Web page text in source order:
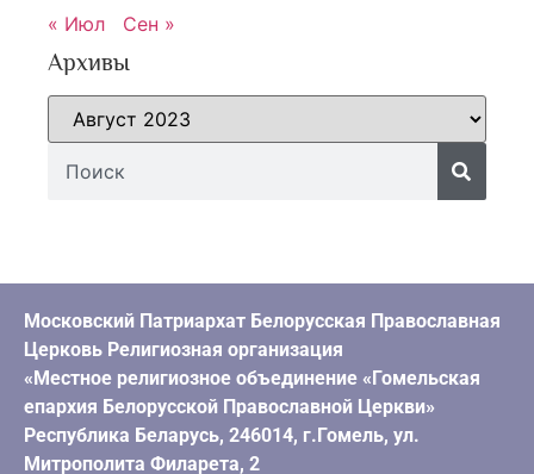
« Июл Сен »
Архивы
Московский Патриархат Белорусская Православная
Церковь Религиозная организация
«Местное религиозное объединение «Гомельская
епархия Белорусской Православной Церкви»
Республика Беларусь, 246014, г.Гомель, ул.
Митрополита Филарета, 2